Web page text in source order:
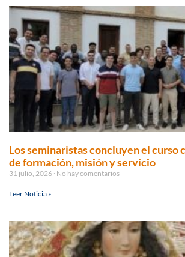
Los seminaristas concluyen el curso
de formación, misión y servicio
31 julio, 2026 No hay comentarios
Leer Noticia »